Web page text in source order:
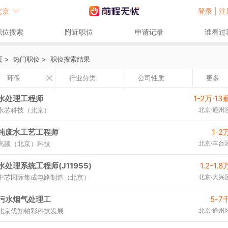
京 登录 | 注
位搜索 附近职位 申请记录 谁看过
> 热门职位 > 职位搜索结果
环保 行业分类 公司性质 更多
处理工程师 1-2万·13
芯科技（北京） 北京·通州
废水工艺工程师 1-2
频（北京）科技 北京·丰台
处理系统工程师(J11955) 1.2-1.8
芯国际集成电路制造（北京） 北京·大兴
水烟气处理工 5-7
京优知铂彩科技发展 北京·通州